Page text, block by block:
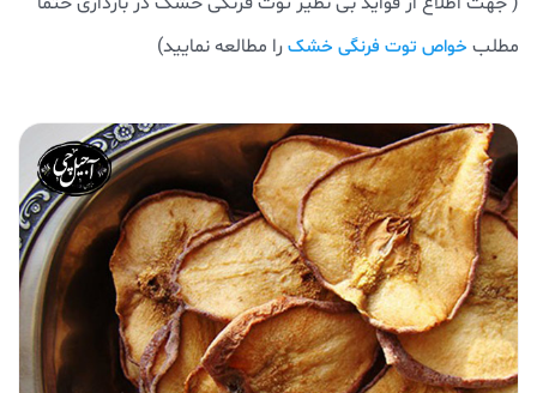
مطلب خواص توت فرنگی خشک را مطالعه نمایید)